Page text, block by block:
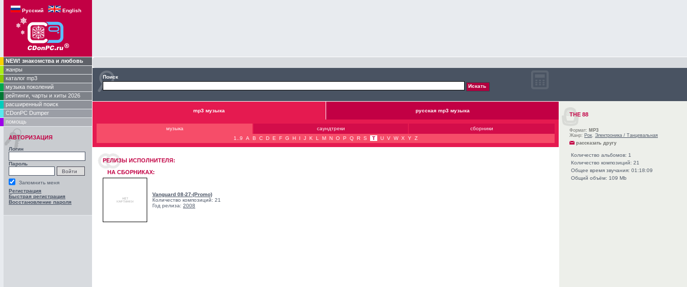
Русский English
NEW! знакомства и любовь
жанры
каталог mp3
музыка поколений
рейтинги, чарты и хиты 2026
расширенный поиск
CDonPC Dumper
помощь
АВТОРИЗАЦИЯ
Логин
Пароль
Запомнить меня
Регистрация
Быстрая регистрация
Восстановление пароля
Поиск
mp3 музыка русская mp3 музыка
музыка саундтреки
сборники
1..9
A B C D E F G H I J K L M N O P Q R S T U V W X Y Z
РЕЛИЗЫ ИCПОЛНИТЕЛЯ:
НА СБОРНИКАХ:
Vanguard 08-27-(Promo)
Количество композиций: 21
Год релиза: 2008
THE 88
Формат: MP3
Жанр: Рок, Электроника / Танцевальная
рассказать другу
Количество альбомов: 1
Количество композиций: 21
Общее время звучания: 01:18:09
Общий объём: 109 Mb